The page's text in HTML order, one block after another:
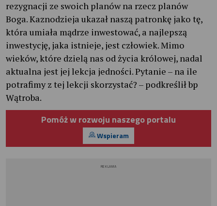
rezygnacji ze swoich planów na rzecz planów
Boga. Kaznodzieja ukazał naszą patronkę jako tę,
która umiała mądrze inwestować, a najlepszą
inwestycję, jaka istnieje, jest człowiek. Mimo
wieków, które dzielą nas od życia królowej, nadal
aktualna jest jej lekcja jedności. Pytanie – na ile
potrafimy z tej lekcji skorzystać? – podkreślił bp
Wątroba.
Pomóż w rozwoju naszego portalu
Wspieram
REKLAMA